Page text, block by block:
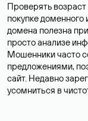
Проверять
покупке
домена полезна
просто анализе
Мошенники часто
предложениями,
сайт. Недавно
усомниться в